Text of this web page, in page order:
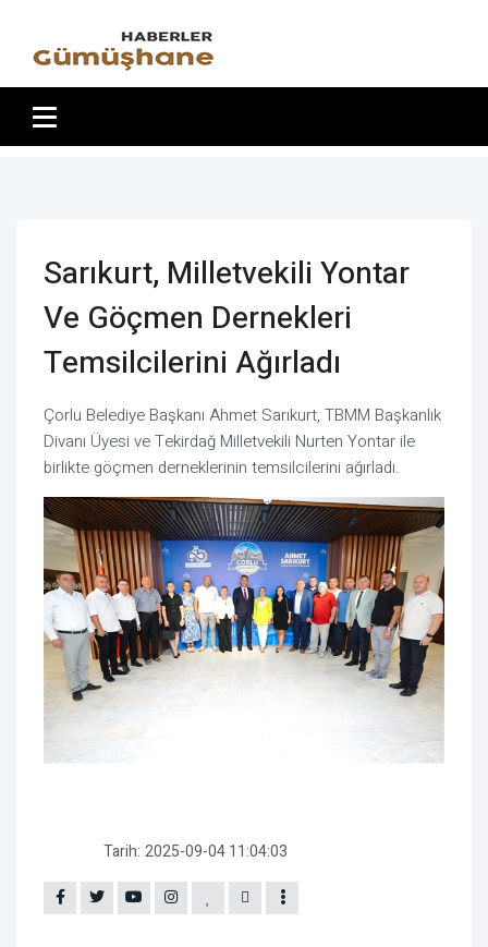
Sarıkurt, Milletvekili Yontar
Ve Göçmen Dernekleri
Temsilcilerini Ağırladı
Çorlu Belediye Başkanı Ahmet Sarıkurt, TBMM Başkanlık
Divanı Üyesi ve Tekirdağ Milletvekili Nurten Yontar ile
birlikte göçmen derneklerinin temsilcilerini ağırladı.
Tarih: 2025-09-04 11:04:03